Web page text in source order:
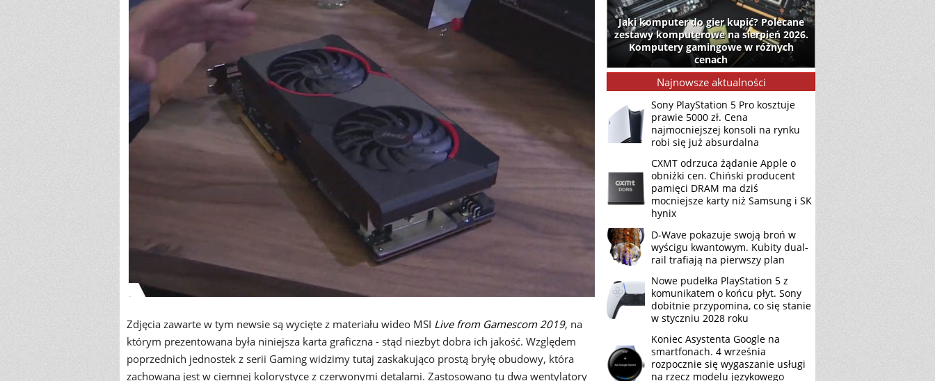
Zdjęcia zawarte w tym newsie są wycięte z materiału wideo MSI Live from Gamescom 2019, na
którym prezentowana była niniejsza karta graficzna - stąd niezbyt dobra ich jakość. Względem
poprzednich jednostek z serii Gaming widzimy tutaj zaskakująco prostą bryłę obudowy, która
zachowana jest w ciemnej kolorystyce z czerwonymi detalami. Zastosowano tu dwa wentylatory
Jaki komputer do gier kupić? Polecane
zestawy komputerowe na sierpień 2026.
Komputery gamingowe w różnych
cenach
Najnowsze aktualności
Sony PlayStation 5 Pro kosztuje
prawie 5000 zł. Cena
najmocniejszej konsoli na rynku
robi się już absurdalna
CXMT odrzuca żądanie Apple o
obniżki cen. Chiński producent
pamięci DRAM ma dziś
mocniejsze karty niż Samsung i SK
hynix
D-Wave pokazuje swoją broń w
wyścigu kwantowym. Kubity dual-
rail trafiają na pierwszy plan
Nowe pudełka PlayStation 5 z
komunikatem o końcu płyt. Sony
dobitnie przypomina, co się stanie
w styczniu 2028 roku
Koniec Asystenta Google na
smartfonach. 4 września
rozpocznie się wygaszanie usługi
na rzecz modelu językowego